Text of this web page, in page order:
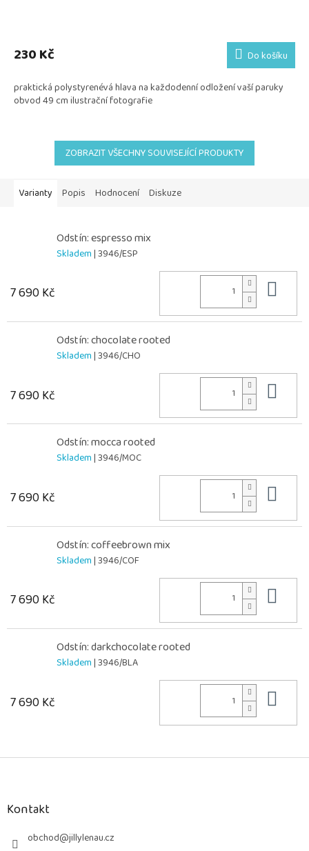
230 Kč Do košíku
praktická polystyrenévá hlava na každodenní odložení vaší paruky
obvod 49 cm ilustrační fotografie
ZOBRAZIT VŠECHNY SOUVISEJÍCÍ PRODUKTY
Varianty Popis Hodnocení Diskuze
Odstín: espresso mix
Skladem| 3946/ESP
7 690 Kč
Odstín: chocolate rooted
Skladem| 3946/CHO
7 690 Kč
Odstín: mocca rooted
Skladem| 3946/MOC
7 690 Kč
Odstín: coffeebrown mix
Skladem| 3946/COF
7 690 Kč
Odstín: darkchocolate rooted
Skladem| 3946/BLA
7 690 Kč
Z
Kontakt
obchod@jillylenau.cz